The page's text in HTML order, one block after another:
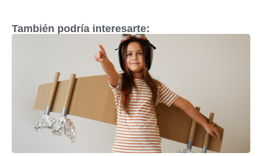
También podría interesarte: